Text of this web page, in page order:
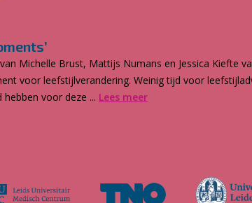
Michelle Brust, Mattijs Numans en Jessica Kiefte
voor leefstijlverandering. Weinig tijd voor
voor deze ... Lees meer